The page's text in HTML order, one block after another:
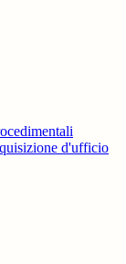
d'ufficio